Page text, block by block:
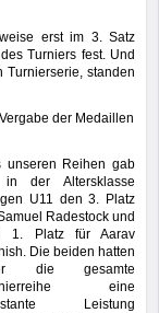
erst im 3. Satz
Turniers fest. Und
Turnierserie, standen
der Medaillen
unseren Reihen gab
der Altersklasse
U11 den 3. Platz
Radestock und
1. Platz für Aarav
Die beiden hatten
die gesamte
eine
Leistung